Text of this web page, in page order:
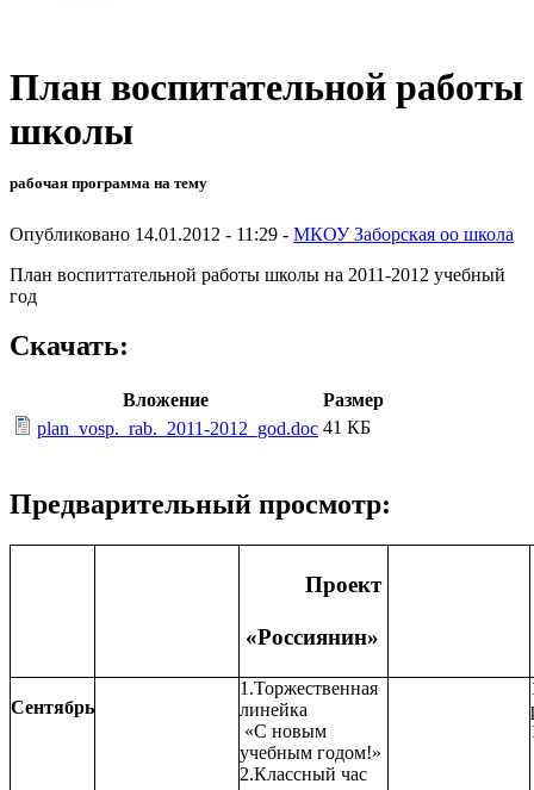
План воспитательной работы
школы
рабочая программа на тему
Опубликовано 14.01.2012 - 11:29 - МКОУ Заборская оо школа
План воспиттательной работы школы на 2011-2012 учебный
год
Скачать:
Вложение
Размер
plan_vosp._rab._2011-2012_god.doc 41 КБ
Предварительный просмотр:
Проект
«Россиянин»
Сентябрь
1.Торжественная
линейка
«С новым
учебным годом!»
2.Классный час